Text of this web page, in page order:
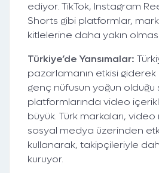
ediyor. TikTok, Instagram
Shorts gibi platformlar,
kitlelerine daha yakın
Türkiye’de Yansımalar:
pazarlamanın etkisi giderek
genç nüfusun yoğun
platformlarında video
büyük. Türk markaları, video
sosyal medya üzerinden
kullanarak, takipçileriyle
kuruyor.